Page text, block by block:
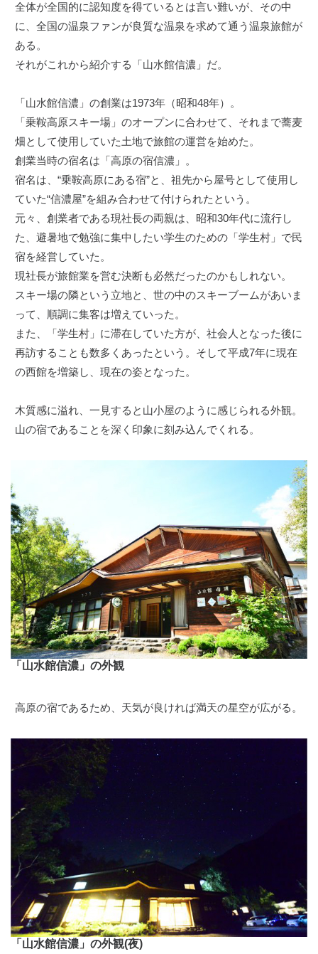
全体が全国的に認知度を得ているとは言い難いが、その中
に、全国の温泉ファンが良質な温泉を求めて通う温泉旅館が
ある。
それがこれから紹介する「山水館信濃」だ。
「山水館信濃」の創業は1973年（昭和48年）。
「乗鞍高原スキー場」のオープンに合わせて、それまで蕎麦
畑として使用していた土地で旅館の運営を始めた。
創業当時の宿名は「高原の宿信濃」。
宿名は、“乗鞍高原にある宿”と、祖先から屋号として使用し
ていた“信濃屋”を組み合わせて付けられたという。
元々、創業者である現社長の両親は、昭和30年代に流行し
た、避暑地で勉強に集中したい学生のための「学生村」で民
宿を経営していた。
現社長が旅館業を営む決断も必然だったのかもしれない。
スキー場の隣という立地と、世の中のスキーブームがあいま
って、順調に集客は増えていった。
また、「学生村」に滞在していた方が、社会人となった後に
再訪することも数多くあったという。そして平成7年に現在
の西館を増築し、現在の姿となった。
木質感に溢れ、一見すると山小屋のように感じられる外観。
山の宿であることを深く印象に刻み込んでくれる。
「山水館信濃」の外観
高原の宿であるため、天気が良ければ満天の星空が広がる。
「山水館信濃」の外観(夜)